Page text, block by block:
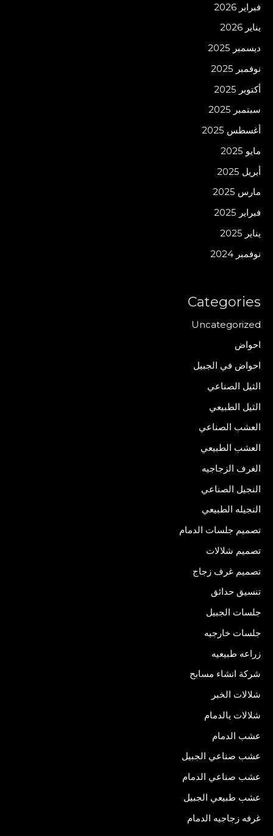
فبراير 2026
يناير 2026
ديسمبر 2025
نوفمبر 2025
أكتوبر 2025
سبتمبر 2025
أغسطس 2025
مايو 2025
أبريل 2025
مارس 2025
فبراير 2025
يناير 2025
نوفمبر 2024
Categories
Uncategorized
احواض
احواض في الجبيل
الثيل الصناعي
الثيل الطبيعي
العشب الصناعي
العشب الطبيعي
الغرف الزجاجيه
النجيل الصناعي
النجيله الطبيعي
تصميم جلسات الدمام
تصميم شلالات
تصميم غرف زجاج
تنسيق حدائق
جلسات الجبيل
جلسات خارجيه
زراعه طبيعيه
شركة انشاء مسابح
شلالات الخبر
شلالات يالدمام
عشب الدمام
عشب صناعي الجبيل
عشب صناعي الدمام
عشب طبيعي الجبيل
غرفه زجاجيه الدمام